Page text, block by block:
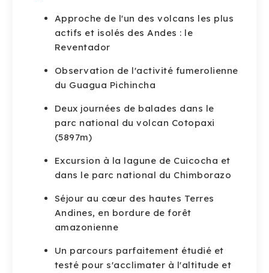
Approche de l'un des volcans les plus
actifs et isolés des Andes : le
Reventador
Observation de l'activité fumerolienne
du Guagua Pichincha
Deux journées de balades dans le
parc national du volcan Cotopaxi
(5897m)
Excursion à la lagune de Cuicocha et
dans le parc national du Chimborazo
Séjour au cœur des hautes Terres
Andines, en bordure de forêt
amazonienne
Un parcours parfaitement étudié et
testé pour s'acclimater à l'altitude et